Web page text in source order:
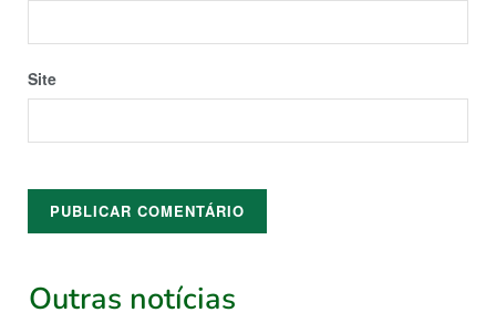
Site
Outras notícias